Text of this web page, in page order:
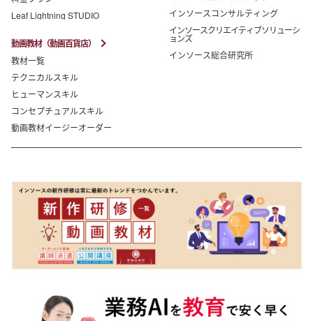
Leaf Lightning STUDIO
動画教材（動画百貨店）
教材一覧
テクニカルスキル
ヒューマンスキル
コンセプチュアルスキル
動画教材イージーオーダー
インソースコンサルティング
インソースクリエイティブソリューシ
ョンズ
インソース総合研究所